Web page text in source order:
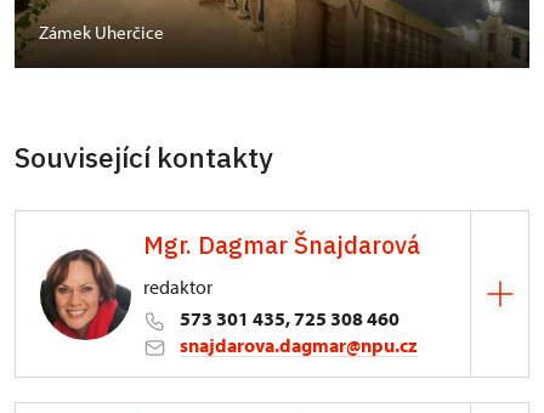
Zámek Uherčice
Související kontakty
Mgr. Dagmar Šnajdarová
redaktor
573 301 435, 725 308 460
snajdarova.dagmar@npu.cz